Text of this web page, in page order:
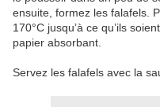
ensuite, formez les falafels.
170°C jusqu’à ce qu’ils
papier absorbant.
Servez les falafels avec la